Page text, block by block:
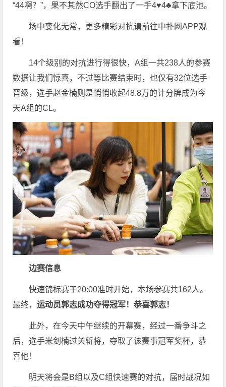
“44啊？”，果不其然CO选手翻出了一手4♥️4♣️拿下底池。
场中变化无常，更多精彩对抗请前往中扑网APP观
看！
14个级别的对抗进行得很快，A组一共238人的参赛
数据让我们惊喜，不过等比赛结束时，也仅有32位选手
晋级，选手赵金楠则是悄悄收起48.8万的计分牌成为今
天A组的CL。
边赛信息
快速锦标赛于20:00准时开始，本场参赛共162人。
最终，运动员郭志成功夺得冠军！恭喜郭志！
此外，在今天中午继续的开幕赛，经过一番争斗之
后，选手米剑楠过关斩将，夺取了该赛事冠军奖杯，恭
喜他！
明天将会是B组以及C组快速赛的对抗，届时战况如